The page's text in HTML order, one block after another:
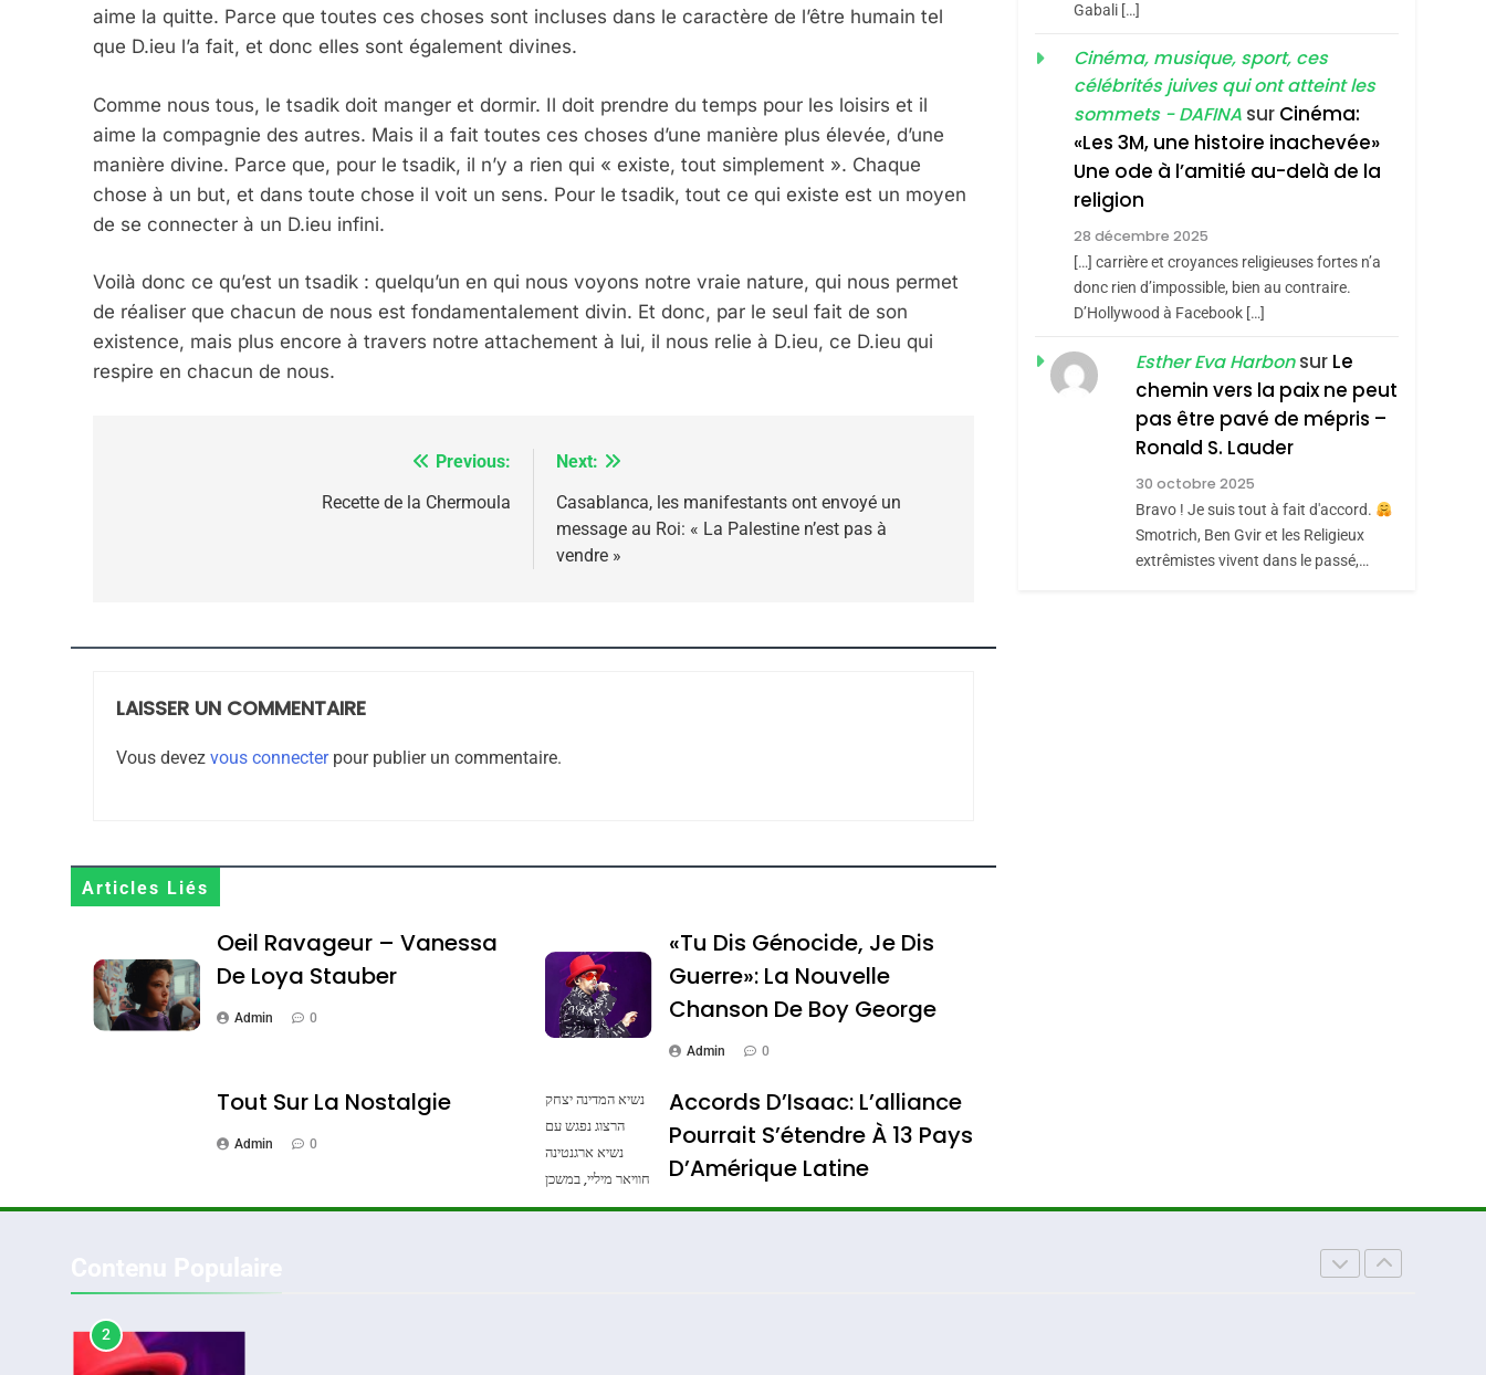
aime la quitte. Parce que toutes ces choses sont incluses dans le caractère de l’être humain tel
que D.ieu l’a fait, et donc elles sont également divines.
Comme nous tous, le tsadik doit manger et dormir. Il doit prendre du temps pour les loisirs et il
aime la compagnie des autres. Mais il a fait toutes ces choses d’une manière plus élevée, d’une
manière divine. Parce que, pour le tsadik, il n’y a rien qui « existe, tout simplement ». Chaque
chose à un but, et dans toute chose il voit un sens. Pour le tsadik, tout ce qui existe est un moyen
de se connecter à un D.ieu infini.
Voilà donc ce qu’est un tsadik : quelqu’un en qui nous voyons notre vraie nature, qui nous permet
de réaliser que chacun de nous est fondamentalement divin. Et donc, par le seul fait de son
existence, mais plus encore à travers notre attachement à lui, il nous relie à D.ieu, ce D.ieu qui
respire en chacun de nous.
Previous:
Recette de la Chermoula
Next:
Casablanca, les manifestants ont envoyé un
message au Roi: « La Palestine n’est pas à
vendre »
LAISSER UN COMMENTAIRE
Vous devez vous connecterpour publier un commentaire.
Articles Liés
Oeil Ravageur – Vanessa
De Loya Stauber
Admin 0
«Tu Dis Génocide, Je Dis
Guerre»: La Nouvelle
Chanson De Boy George
Admin 0
Tout Sur La Nostalgie
Admin 0
נשיא המדינה יצחק
הרצוג נפגש עם
נשיא ארגנטינה
חוויאר מיליי, במשכן
הנשיא בירושלים.
Accords D’Isaac: L’alliance
Pourrait S’étendre À 13 Pays
D’Amérique Latine
Admin 0
Accords D’Isaac:
L’alliance Pourrait
S’étendre À 13 Pays
D’Amérique Latine
ISRAÉL JUDAISME
5
Meurtrière Selon Le
Rapport D’ADL
Contre
L’antisémitisme
FRANCE ISRAÉL
FIÈRE, DIGNE ET
RÉSILIENTE :
POURQUOI JE
REVENDIQUE MA
JUDAÏTE Par Thérèse
Zrihen-Dvir
ISRAÉL JUDAISME
CE QUI NOUS
MANQUE – Jacques
Hadida
JUDAISME
Maroc : Les Amandes
Gabali […]
Cinéma, musique, sport, ces
célébrités juives qui ont atteint les
sommets - DAFINA sur Cinéma:
«Les 3M, une histoire inachevée»
Une ode à l’amitié au-delà de la
religion
28 décembre 2025
[…] carrière et croyances religieuses fortes n’a
donc rien d’impossible, bien au contraire.
D’Hollywood à Facebook […]
Esther Eva Harbonsur Le
chemin vers la paix ne peut
pas être pavé de mépris –
Ronald S. Lauder
30 octobre 2025
Bravo ! Je suis tout à fait d'accord.
Smotrich, Ben Gvir et les Religieux
extrêmistes vivent dans le passé,…
6
FIÈRE, DIGNE ET RÉSILIENTE : POURQUOI JE REVENDIQUE MA JUDAÏTE Par Thérèse Zrihen-
Dvir
ISRAÉL JUDAISME
CE QUI NOUS MANQUE – Jacques Hadida
Terroir
Oeil Ravageur – Vanessa De Loya Stauber
2